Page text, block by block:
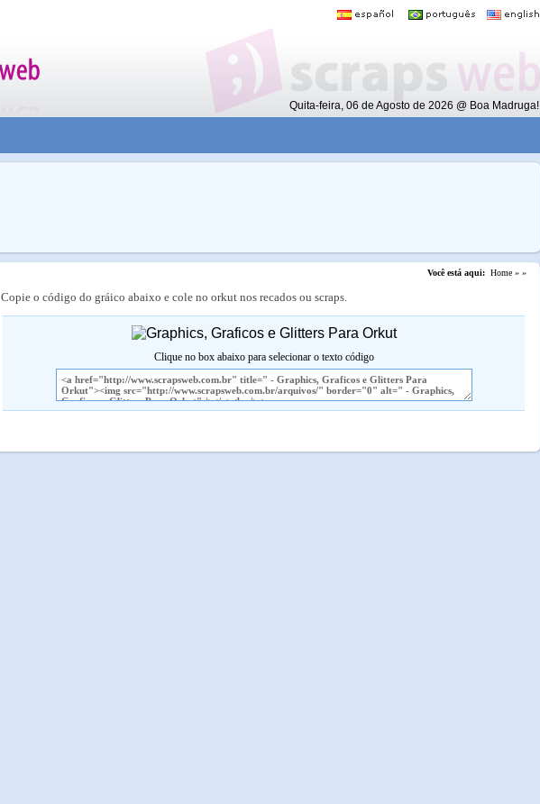
Quita-feira, 06 de Agosto de 2026 @ Boa Madruga!
Você está aqui: Home » »
Copie o código do gráico abaixo e cole no orkut nos recados ou scraps.
Clique no box abaixo para selecionar o texto código